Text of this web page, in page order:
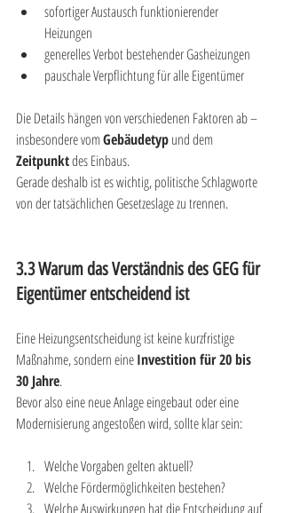
sofortiger Austausch funktionierender
Heizungen
generelles Verbot bestehender Gasheizungen
pauschale Verpflichtung für alle Eigentümer
Die Details hängen von verschiedenen Faktoren ab –
insbesondere vom Gebäudetyp und dem
Zeitpunkt des Einbaus.
Gerade deshalb ist es wichtig, politische Schlagworte
von der tatsächlichen Gesetzeslage zu trennen.
3.3 Warum das Verständnis des GEG für
Eigentümer entscheidend ist
Eine Heizungsentscheidung ist keine kurzfristige
Maßnahme, sondern eine Investition für 20 bis
30 Jahre.
Bevor also eine neue Anlage eingebaut oder eine
Modernisierung angestoßen wird, sollte klar sein:
Welche Vorgaben gelten aktuell?
Welche Fördermöglichkeiten bestehen?
Welche Auswirkungen hat die Entscheidung auf